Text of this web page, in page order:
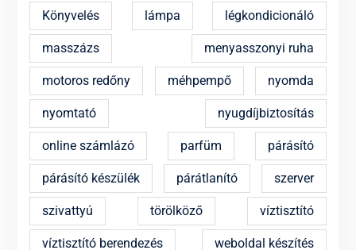
Könyvelés lámpa légkondicionáló
masszázs menyasszonyi ruha
motoros redőny méhpempő nyomda
nyomtató nyugdíjbiztosítás
online számlázó parfüm párásító
párásító készülék párátlanító szerver
szivattyú törölköző víztisztító
víztisztító berendezés weboldal készítés